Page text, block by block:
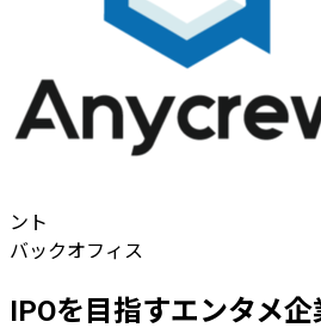
ント
バックオフィス
IPOを目指すエンタメ